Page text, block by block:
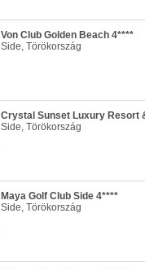
Von Club Golden Beach 4****
Side, Törökország
Crystal Sunset Luxury Resort
Side, Törökország
Maya Golf Club Side 4****
Side, Törökország